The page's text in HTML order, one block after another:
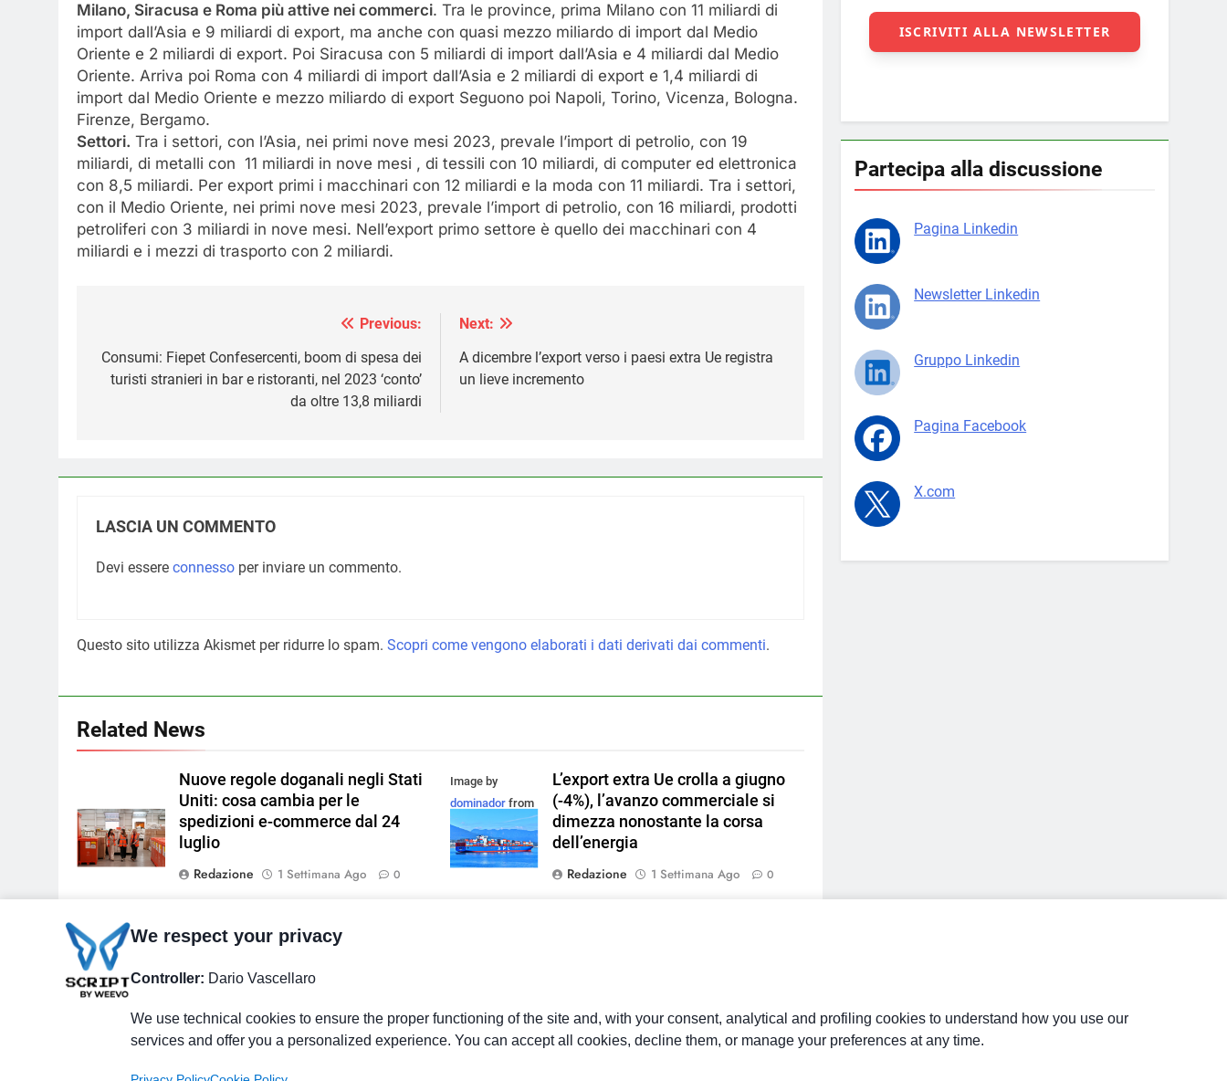
Milano, Siracusa e Roma più attive nei commerci. Tra le province, prima Milano con 11 miliardi di
import dall’Asia e 9 miliardi di export, ma anche con quasi mezzo miliardo di import dal Medio
Oriente e 2 miliardi di export. Poi Siracusa con 5 miliardi di import dall’Asia e 4 miliardi dal Medio
Oriente. Arriva poi Roma con 4 miliardi di import dall’Asia e 2 miliardi di export e 1,4 miliardi di
import dal Medio Oriente e mezzo miliardo di export Seguono poi Napoli, Torino, Vicenza, Bologna.
Firenze, Bergamo.
Settori. Tra i settori, con l’Asia, nei primi nove mesi 2023, prevale l’import di petrolio, con 19
miliardi, di metalli con 11 miliardi in nove mesi , di tessili con 10 miliardi, di computer ed elettronica
con 8,5 miliardi. Per export primi i macchinari con 12 miliardi e la moda con 11 miliardi. Tra i settori,
con il Medio Oriente, nei primi nove mesi 2023, prevale l’import di petrolio, con 16 miliardi, prodotti
petroliferi con 3 miliardi in nove mesi. Nell’export primo settore è quello dei macchinari con 4
miliardi e i mezzi di trasporto con 2 miliardi.
articoli
Previous:
Consumi: Fiepet Confesercenti, boom di spesa dei
turisti stranieri in bar e ristoranti, nel 2023 ‘conto’
da oltre 13,8 miliardi
Next:
A dicembre l’export verso i paesi extra Ue registra
un lieve incremento
LASCIA UN COMMENTO
Devi essere connesso per inviare un commento.
Questo sito utilizza Akismet per ridurre lo spam. Scopri come vengono elaborati i dati derivati dai commenti.
Related News
Nuove regole doganali negli Stati
Uniti: cosa cambia per le
spedizioni e-commerce dal 24
luglio
Redazione
1 Settimana Ago 0
Image by
dominadorfrom
Pixabay
L’export extra Ue crolla a giugno
(-4%), l’avanzo commerciale si
dimezza nonostante la corsa
dell’energia
Redazione
1 Settimana Ago 0
Immagine di
kjpargeter su
Magnific
Firmato l’accordo Maeci–
sostegno
imprese
Redazione
2 Settimane Ago 0
Redazione
2 Settimane Ago
Partecipa alla discussione
Pagina Linkedin
Newsletter Linkedin
Gruppo Linkedin
Pagina Facebook
X.com
We respect your privacy
Controller: Dario Vascellaro
We use technical cookies to ensure the proper functioning of the site and, with your consent, analytical and profiling cookies to understand how you use our
services and offer you a personalized experience. You can accept all cookies, decline them, or manage your preferences at any time.